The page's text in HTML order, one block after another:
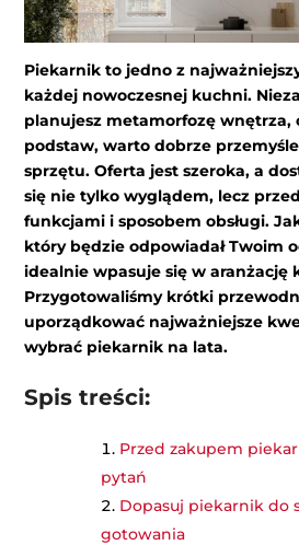
Piekarnik to jedno z
każdej nowoczesnej kuchni.
planujesz metamorfozę wnętrza,
podstaw, warto dobrze
sprzętu. Oferta jest szeroka, a
się nie tylko wyglądem, lecz
funkcjami i sposobem obsługi.
który będzie odpowiadał Twoim
idealnie wpasuje się w aranżację
Przygotowaliśmy krótki
uporządkować najważniejsze
wybrać piekarnik na lata.
Spis treści:
Przed zakupem
pytań
Dopasuj piekarnik do
gotowania